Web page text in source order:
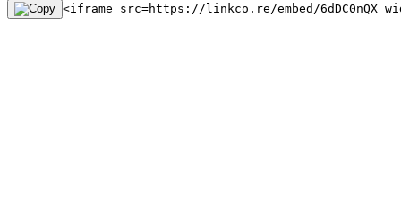
<iframe src=https://linkco.re/embed/6dDC0nQX